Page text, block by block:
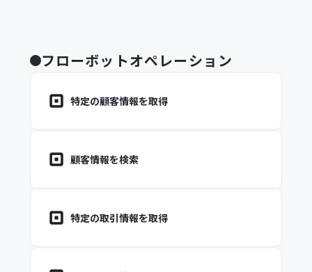
フローボットオペレーション
特定の顧客情報を取得
顧客情報を検索
特定の取引情報を取得